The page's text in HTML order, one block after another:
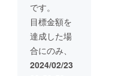
in 阿倍
野 開催
日時：
2024年
8月 土
日（予
です。
目標金額を
達成した場
合にのみ、
2024/02/23